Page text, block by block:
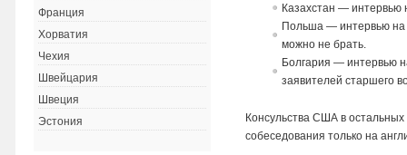
Казахстан — интервью
Польша — интервью на
можно не брать.
Болгария — интервью
заявителей старшего
Консульства США в
собеседования только на
Франция
Хорватия
Чехия
Швейцария
Швеция
Эстония